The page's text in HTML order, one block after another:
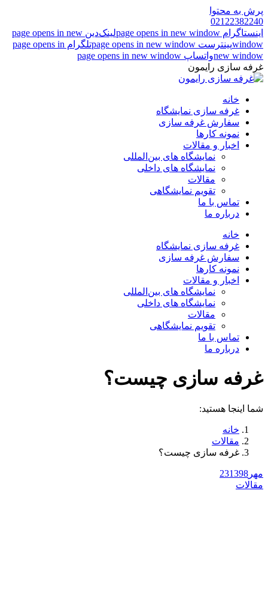
پرش به محتوا
02122382240
اینستاگرام page opens in new window
لینک‌دین page opens in new
windowپینترست page opens in new window
تلگرام page opens in
new windowواتساپ page opens in new window
غرفه سازی رایمون
خانه
غرفه سازی نمایشگاه
سفارش غرفه سازی
نمونه کارها
اخبار و مقالات
نمایشگاه های بین‌المللی
نمایشگاه های داخلی
مقالات
تقویم نمایشگاهی
تماس با ما
درباره ما
خانه
غرفه سازی نمایشگاه
سفارش غرفه سازی
نمونه کارها
اخبار و مقالات
نمایشگاه های بین‌المللی
نمایشگاه های داخلی
مقالات
تقویم نمایشگاهی
تماس با ما
درباره ما
غرفه سازی چیست؟
شما اینجا هستید:
خانه
مقالات
غرفه سازی چیست؟
مهر 231398
مقالات